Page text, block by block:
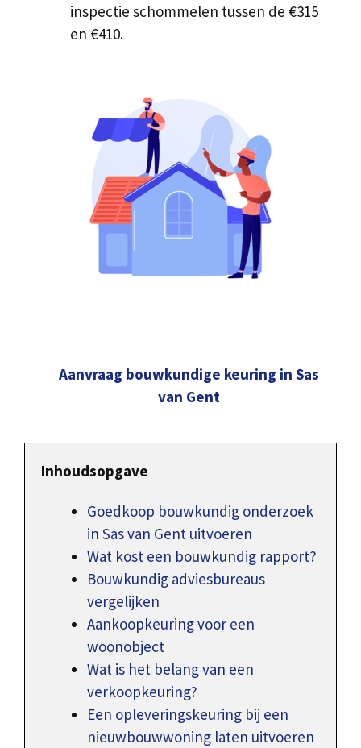
inspectie schommelen tussen de €315
en €410.
Aanvraag bouwkundige keuring in Sas
van Gent
Inhoudsopgave
Goedkoop bouwkundig onderzoek
in Sas van Gent uitvoeren
Wat kost een bouwkundig rapport?
Bouwkundig adviesbureaus
vergelijken
Aankoopkeuring voor een
woonobject
Wat is het belang van een
verkoopkeuring?
Een opleveringskeuring bij een
nieuwbouwwoning laten uitvoeren